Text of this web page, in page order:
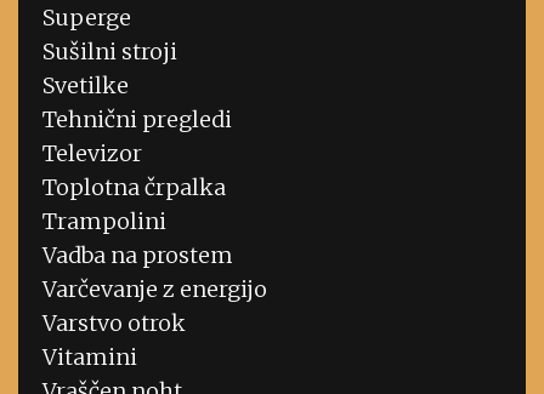
Superge
Sušilni stroji
Svetilke
Tehnični pregledi
Televizor
Toplotna črpalka
Trampolini
Vadba na prostem
Varčevanje z energijo
Varstvo otrok
Vitamini